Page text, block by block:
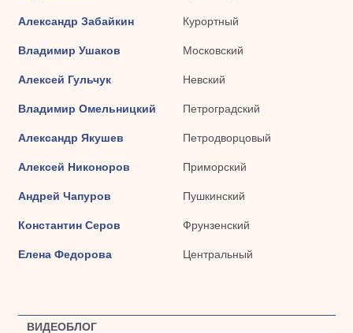
Александр Забайкин Курортный
Владимир Ушаков Московский
Алексей Гульчук Невский
Владимир Омельницкий Петроградский
Александр Якушев Петродворцовый
Алексей Никоноров Приморский
Андрей Чапуров Пушкинский
Константин Серов Фрунзенский
Елена Федорова Центральный
ВИДЕОБЛОГ